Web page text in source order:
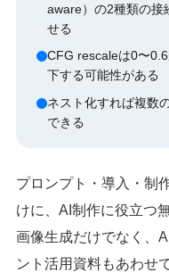
aware）の2種類の接
せる
CFG rescaleは0〜
下する可能性がある
ネスト化すれば複数
できる
プロンプト・導入・制
けに、AI制作に役立つ
画像生成だけでなく、
ント活用資料もあわせ